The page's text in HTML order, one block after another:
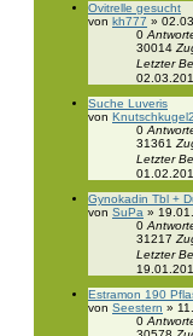
Ovitrelle gesucht
von kh777 »
0
30014
Letzter
Suche Luveris
von
0
31361
Letzter
Gynokadin Tbl +
von SuPa »
0
31217
Letzter
Estramon 190
von Seestern »
0